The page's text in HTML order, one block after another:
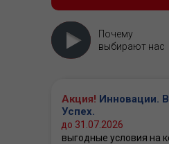
Почему
выбирают нас
Акция! Инновации.
Успех.
выгодные условия на
до 31.07.2026